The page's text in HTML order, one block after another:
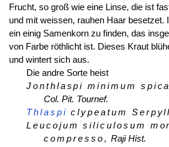
Frucht, so groß wie eine Linse, die ist
und mit weissen, rauhen Haar besetzet.
ein einig Samenkorn zu finden, das
von Farbe röthlicht ist. Dieses Kraut
und wintert sich aus.
Die andre Sorte heist
Jonthlaspi minimum
Col. Pit. Tournef.
Thlaspi clypeatum
Leucojum siliculosum
compresso, Raji Hist.